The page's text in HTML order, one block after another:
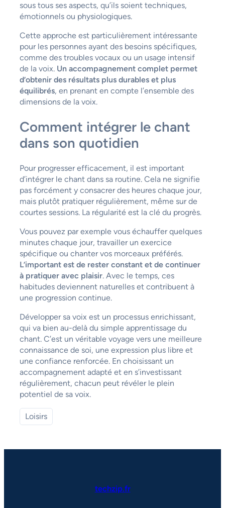
sous tous ses aspects, qu’ils soient techniques,
émotionnels ou physiologiques.
Cette approche est particulièrement intéressante
pour les personnes ayant des besoins spécifiques,
comme des troubles vocaux ou un usage intensif
de la voix. Un accompagnement complet permet
d’obtenir des résultats plus durables et plus
équilibrés, en prenant en compte l’ensemble des
dimensions de la voix.
Comment intégrer le chant
dans son quotidien
Pour progresser efficacement, il est important
d’intégrer le chant dans sa routine. Cela ne signifie
pas forcément y consacrer des heures chaque jour,
mais plutôt pratiquer régulièrement, même sur de
courtes sessions. La régularité est la clé du progrès.
Vous pouvez par exemple vous échauffer quelques
minutes chaque jour, travailler un exercice
spécifique ou chanter vos morceaux préférés.
L’important est de rester constant et de continuer
à pratiquer avec plaisir. Avec le temps, ces
habitudes deviennent naturelles et contribuent à
une progression continue.
Développer sa voix est un processus enrichissant,
qui va bien au-delà du simple apprentissage du
chant. C’est un véritable voyage vers une meilleure
connaissance de soi, une expression plus libre et
une confiance renforcée. En choisissant un
accompagnement adapté et en s’investissant
régulièrement, chacun peut révéler le plein
potentiel de sa voix.
Loisirs
techzip.fr